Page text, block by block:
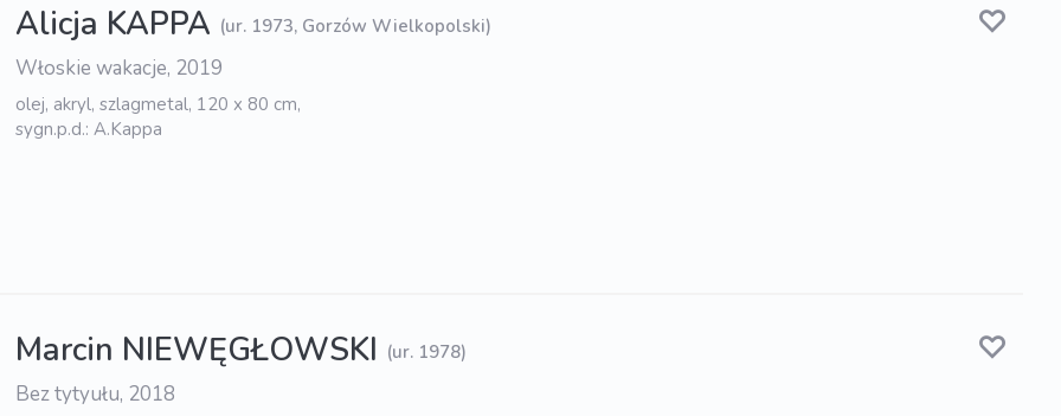
Alicja KAPPA (ur. 1973, Gorzów Wielkopolski)
Włoskie wakacje, 2019
olej, akryl, szlagmetal, 120 x 80 cm,
sygn.p.d.: A.Kappa
Marcin NIEWĘGŁOWSKI (ur. 1978)
Bez tytyułu, 2018